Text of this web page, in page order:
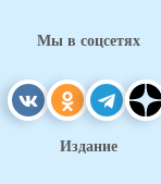
Мы в соцсетях
Издание